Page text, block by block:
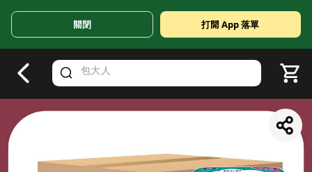
Valid Until 30 June 2026
關閉 打開 App 落單